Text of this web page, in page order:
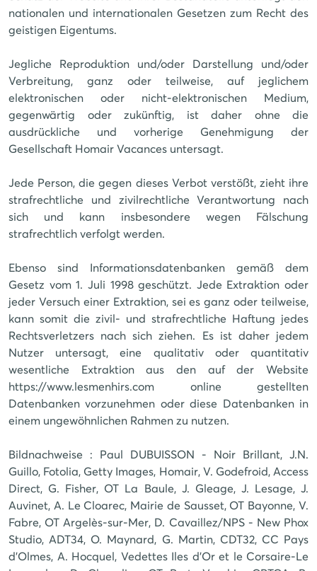
nationalen und internationalen Gesetzen zum Recht des
geistigen Eigentums.
Jegliche Reproduktion und/oder Darstellung und/oder
Verbreitung, ganz oder teilweise, auf jeglichem
elektronischen oder nicht-elektronischen Medium,
gegenwärtig oder zukünftig, ist daher ohne die
ausdrückliche und vorherige Genehmigung der
Gesellschaft Homair Vacances untersagt.
Jede Person, die gegen dieses Verbot verstößt, zieht ihre
strafrechtliche und zivilrechtliche Verantwortung nach
sich und kann insbesondere wegen Fälschung
strafrechtlich verfolgt werden.
Ebenso sind Informationsdatenbanken gemäß dem
Gesetz vom 1. Juli 1998 geschützt. Jede Extraktion oder
jeder Versuch einer Extraktion, sei es ganz oder teilweise,
kann somit die zivil- und strafrechtliche Haftung jedes
Rechtsverletzers nach sich ziehen. Es ist daher jedem
Nutzer untersagt, eine qualitativ oder quantitativ
wesentliche Extraktion aus den auf der Website
https://www.lesmenhirs.com online gestellten
Datenbanken vorzunehmen oder diese Datenbanken in
einem ungewöhnlichen Rahmen zu nutzen.
Bildnachweise : Paul DUBUISSON - Noir Brillant, J.N.
Guillo, Fotolia, Getty Images, Homair, V. Godefroid, Access
Direct, G. Fisher, OT La Baule, J. Gleage, J. Lesage, J.
Auvinet, A. Le Cloarec, Mairie de Sausset, OT Bayonne, V.
Fabre, OT Argelès-sur-Mer, D. Cavaillez/NPS - New Phox
Studio, ADT34, O. Maynard, G. Martin, CDT32, CC Pays
d'Olmes, A. Hocquel, Vedettes Iles d'Or et le Corsaire-Le